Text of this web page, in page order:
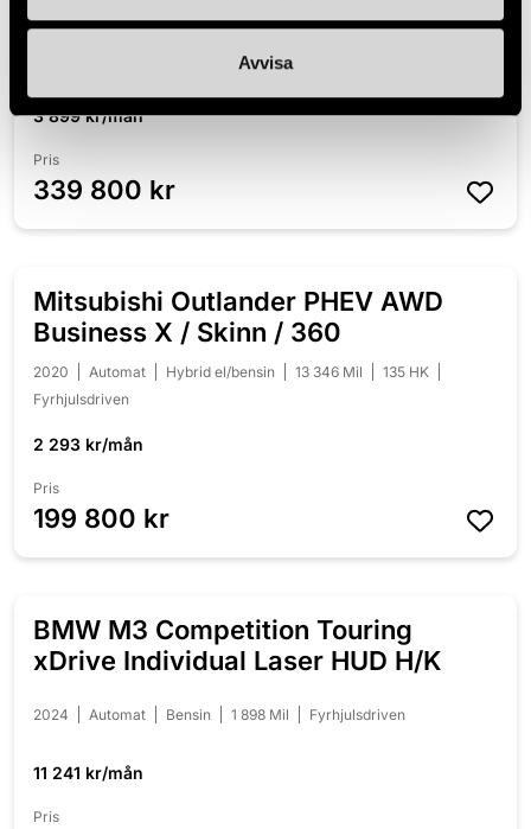
Avvisa
10 995 Mil
3 899 kr/mån
Pris
339 800 kr
NYINKOMMEN
Mitsubishi Outlander PHEV AWD
Business X / Skinn / 360
2020 Automat Hybrid el/bensin 13 346 Mil
135 HK
Fyrhjulsdriven
2 293 kr/mån
Pris
199 800 kr
NYINKOMMEN
BMW M3 Competition Touring
xDrive Individual Laser HUD H/K
2024 Automat Bensin 1 898 Mil Fyrhjulsdriven
11 241 kr/mån
Pris